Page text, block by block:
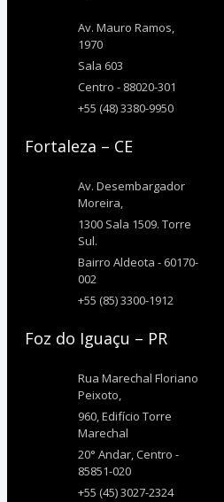
Av. Mauro Ramos,
1970
Sala 603
Centro - 88020-301
+55 (48) 3380-9950
Fortaleza – CE
Av. Desembargador
Moreira,
1300 Sala 1509. Torre
Sul.
Bairro Aldeota - 60170-
002
+55 (85) 3300-1912
Foz do Iguaçu – PR
Rua Marechal Floriano
Peixoto,
960, Edifício Torre
Marechal
20° Andar, Centro -
85851-020
+55 (45) 3027-2324